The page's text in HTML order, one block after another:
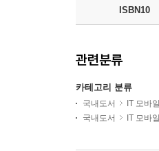
ISBN10
관련분류
카테고리 분류
국내도서 IT 모바일
국내도서
IT 모바일